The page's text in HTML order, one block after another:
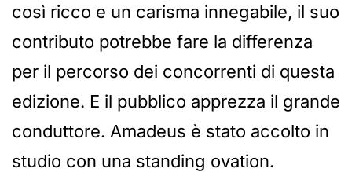
così ricco e un carisma innegabile, il suo
contributo potrebbe fare la differenza
per il percorso dei concorrenti di questa
edizione. E il pubblico apprezza il grande
conduttore. Amadeus è stato accolto in
studio con una standing ovation.